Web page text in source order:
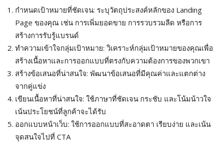
กำหนดเป้าหมายที่ชัดเจน: ระบุวัตถุประสงค์หลักของ Landing
Page ของคุณ เช่น การเพิ่มยอดขาย การรวบรวมลีด หรือการ
สร้างการรับรู้แบรนด์
ทำความเข้าใจกลุ่มเป้าหมาย: วิเคราะห์กลุ่มเป้าหมายของคุณเพื่อ
สร้างเนื้อหาและการออกแบบที่ตรงกับความต้องการของพวกเขา
สร้างข้อเสนอที่น่าสนใจ: พัฒนาข้อเสนอที่มีคุณค่าและแตกต่าง
จากคู่แข่ง
เขียนเนื้อหาที่น่าสนใจ: ใช้ภาษาที่ชัดเจน กระชับ และโน้มน้าวใจ
เน้นประโยชน์ที่ลูกค้าจะได้รับ
ออกแบบหน้าเว็บ: ใช้การออกแบบที่สะอาดตา เรียบง่าย และเน้น
จุดสนใจไปที่ CTA